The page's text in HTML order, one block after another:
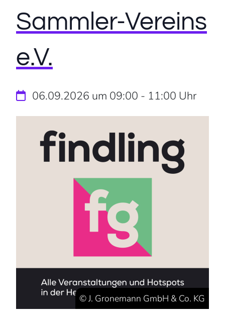
Sammler-Vereins
e.V.
06.09.2026 um 09:00 - 11:00 Uhr
© J. Gronemann GmbH & Co. KG